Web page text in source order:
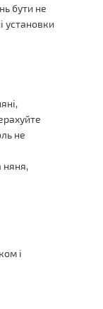
бути не
установки
не
няня,
і